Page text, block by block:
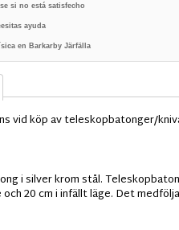
si no está satisfecho
ayuda
en Barkarby Järfälla
vid köp av teleskopbatonger/
i silver krom stål.
20 cm i infällt läge. Det